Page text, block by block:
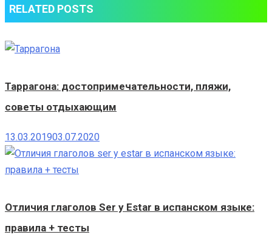
RELATED POSTS
Таррагона: достопримечательности, пляжи,
советы отдыхающим
13.03.201903.07.2020
Отличия глаголов Ser y Estar в испанском языке:
правила + тесты